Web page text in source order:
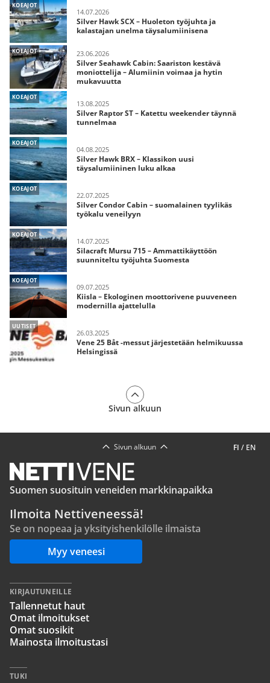
KOEAJOT
14.07.2026
Silver Hawk SCX – Huoleton työjuhta ja
kalastajan unelma täysalumiinisena
KOEAJOT 23.06.2026
Silver Seahawk Cabin: Saariston kestävä
moniottelija – Alumiinin voimaa ja hytin
mukavuutta
KOEAJOT
13.08.2025
Silver Raptor ST – Katettu weekender täynnä
tunnelmaa
KOEAJOT
04.08.2025
Silver Hawk BRX – Klassikon uusi
täysalumiininen luku alkaa
KOEAJOT
22.07.2025
Silver Condor Cabin – suomalainen tyylikäs
työkalu veneilyyn
KOEAJOT
14.07.2025
Silacraft Mursu 715 – Ammattikäyttöön
suunniteltu työjuhta Suomesta
KOEAJOT
09.07.2025
Kiisla – Ekologinen moottorivene puuveneen
modernilla ajattelulla
UUTISET
26.03.2025
Vene 25 Båt -messut järjestetään helmikuussa
Helsingissä
Sivun alkuun
FI / EN
Sivun alkuun
Suomen suosituin veneiden markkinapaikka
Ilmoita Nettiveneessä!
Se on nopeaa ja yksityishenkilölle ilmaista
Myy veneesi
KIRJAUTUNEILLE
Tallennetut haut
Omat ilmoitukset
Omat suosikit
Mainosta ilmoitustasi
TUKI